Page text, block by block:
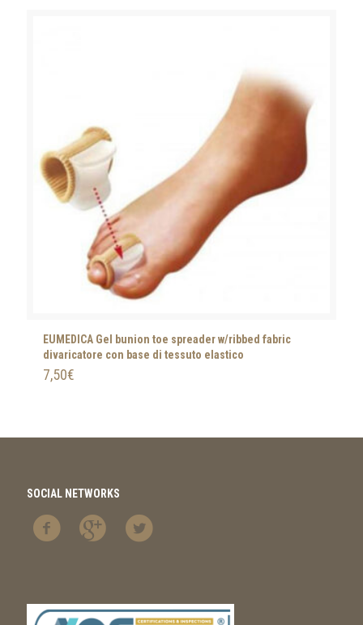
EUMEDICA Gel bunion toe spreader w/ribbed fabric
divaricatore con base di tessuto elastico
7,50€
SOCIAL NETWORKS